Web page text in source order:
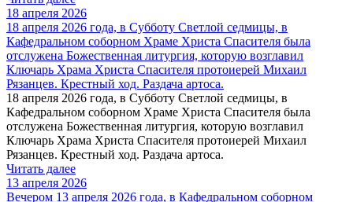
18 апреля 2026
18 апреля 2026 года, в Субботу Светлой седмицы, в
Кафедральном соборном Храме Христа Спасителя была
отслужена Божественная литургия, которую возглавил
Ключарь Храма Христа Спасителя протоиерей Михаил
Рязанцев. Крестный ход. Раздача артоса.
18 апреля 2026 года, в Субботу Светлой седмицы, в
Кафедральном соборном Храме Христа Спасителя была
отслужена Божественная литургия, которую возглавил
Ключарь Храма Христа Спасителя протоиерей Михаил
Рязанцев. Крестный ход. Раздача артоса.
Читать далее
13 апреля 2026
Вечером 13 апреля 2026 года, в Кафедральном соборном